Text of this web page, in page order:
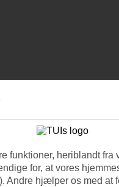
funktioner, heriblandt fra
for, at vores
Andre hjælper os med at